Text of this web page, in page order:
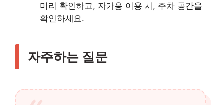
미리 확인하고, 자가용 이용 시, 주차 공간을
확인하세요.
자주하는 질문